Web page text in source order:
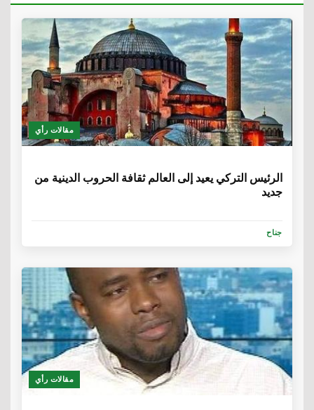
مقالات رأي
الرئيس التركي يعيد إلى العالم ثقافة الحروب الدينية من
جديد
جناح
مقالات رأي